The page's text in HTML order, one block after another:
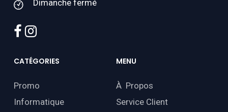
Dimanche fermé
facebook
instagram
CATÉGORIES
Promo
Informatique
MENU
À Propos
Service Client